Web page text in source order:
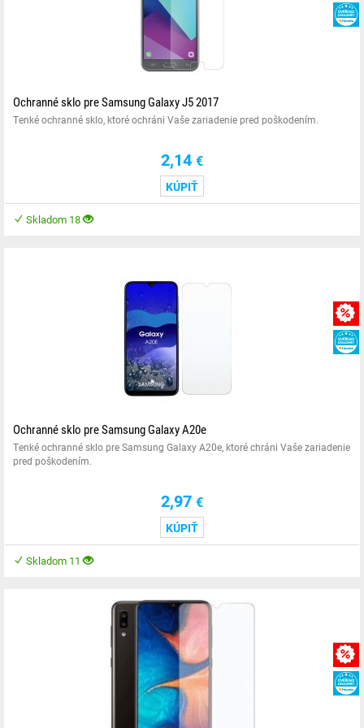
Ochranné sklo pre Samsung Galaxy J5 2017
Tenké ochranné sklo, ktoré ochráni Vaše zariadenie pred poškodením.
2,14 €
KÚPIŤ
Skladom 18
Ochranné sklo pre Samsung Galaxy A20e
Tenké ochranné sklo pre Samsung Galaxy A20e, ktoré chráni Vaše zariadenie
pred poškodením.
2,97 €
KÚPIŤ
Skladom 11